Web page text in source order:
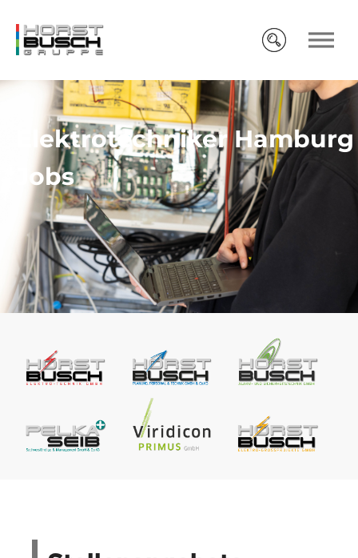
Elektrotechniker Hamburg
Jobs